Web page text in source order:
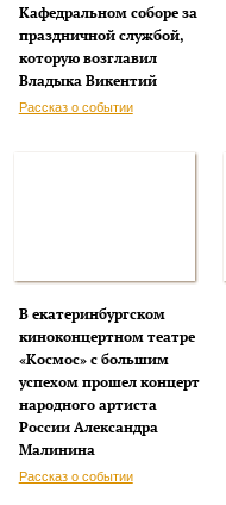
Кафедральном соборе за
праздничной службой,
которую возглавил
Владыка Викентий
Рассказ о событии
В екатеринбургском
киноконцертном театре
«Космос» с большим
успехом прошел концерт
народного артиста
России Александра
Малинина
Рассказ о событии